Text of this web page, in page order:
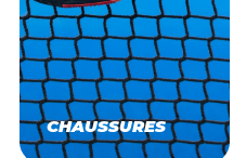
CHAUSSURES